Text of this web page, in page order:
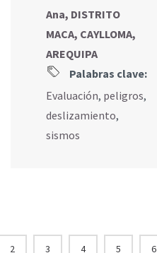
Ana, DISTRITO
MACA, CAYLLOMA,
AREQUIPA
Palabras clave:
Evaluación, peligros,
deslizamiento,
sismos
2 3 4 5 6